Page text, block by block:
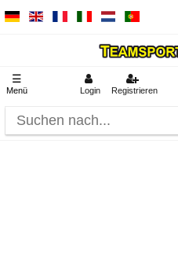
☰
Menü Login Registrieren